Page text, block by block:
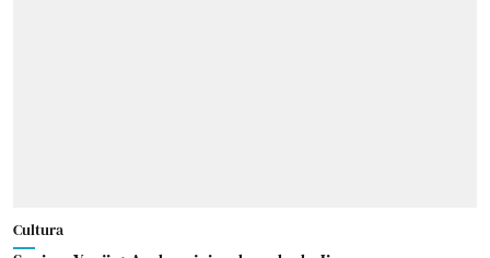
Cultura